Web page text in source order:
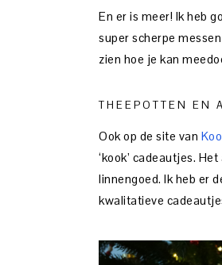
En er is meer! Ik heb
super scherpe
zien hoe je kan
THEEPOTTEN EN
Ook op de site van
‘kook’ cadeautjes.
linnengoed. Ik heb er
kwalitatieve